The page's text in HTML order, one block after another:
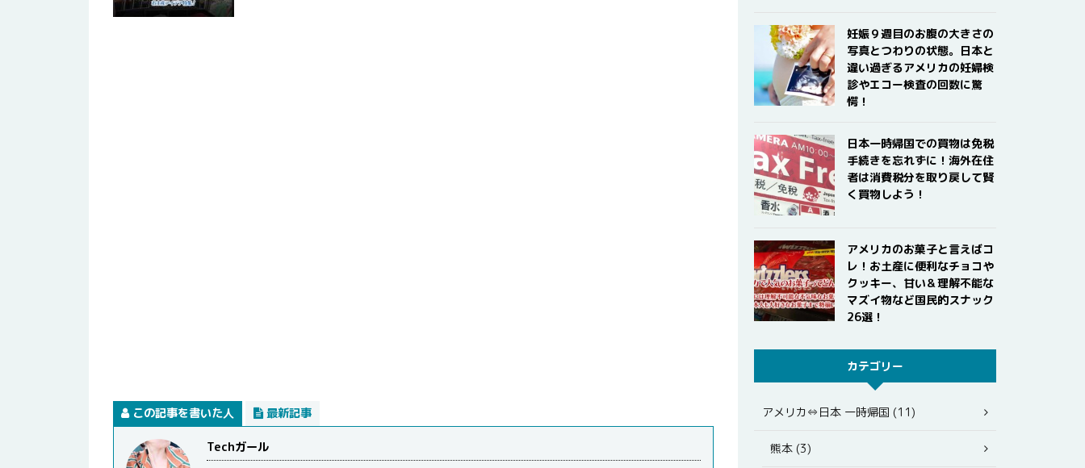
この記事を書いた人 最新記事
Techガール
妊娠９週目のお腹の大きさの
写真とつわりの状態。日本と
違い過ぎるアメリカの妊婦検
診やエコー検査の回数に驚
愕！
日本一時帰国での買物は免税
手続きを忘れずに！海外在住
者は消費税分を取り戻して賢
く買物しよう！
アメリカのお菓子と言えばコ
レ！お土産に便利なチョコや
クッキー、甘い＆理解不能な
マズイ物など国民的スナック
26選！
カテゴリー
アメリカ⇔日本 一時帰国 (11)
熊本 (3)